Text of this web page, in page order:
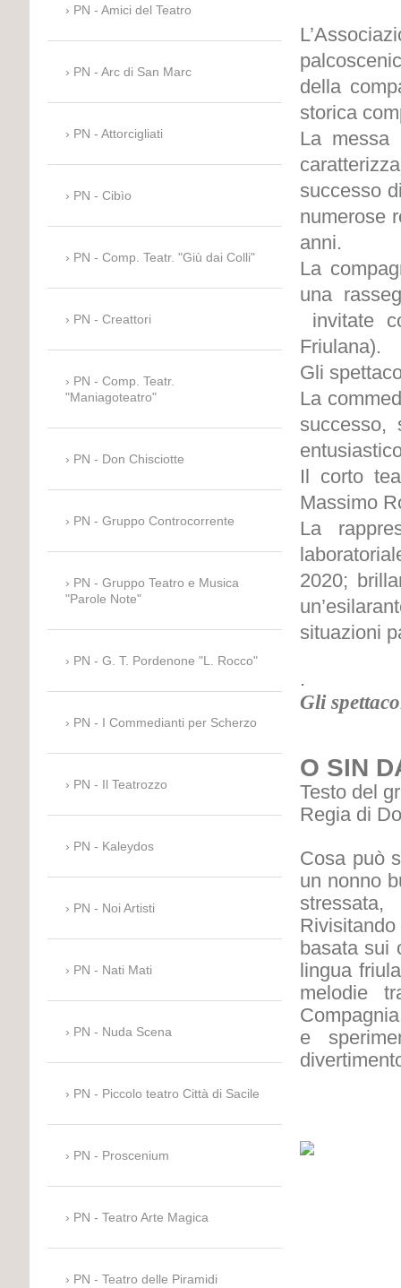
della
storica
La messa
successo
numerose
anni.
La
una
invitate
Friulana).
Gli
La
successo,
Il corto
Massimo
La
2020;
situazioni
.
Gli
O SIN
Testo del
Regia di
Cosa può
un nonno
basata sui
lingua
melodie
e
PN - Amici del Teatro
PN - Arc di San Marc
PN - Attorcigliati
PN - Cibìo
PN - Comp. Teatr. "Giù dai Colli"
PN - Creattori
PN - Comp. Teatr.
"Maniagoteatro"
PN - Don Chisciotte
PN - Gruppo Controcorrente
PN - Gruppo Teatro e Musica
"Parole Note"
PN - G. T. Pordenone "L. Rocco"
PN - I Commedianti per Scherzo
PN - Il Teatrozzo
PN - Kaleydos
PN - Noi Artisti
PN - Nati Mati
PN - Nuda Scena
PN - Piccolo teatro Città di Sacile
PN - Proscenium
PN - Teatro Arte Magica
PN - Teatro delle Piramidi